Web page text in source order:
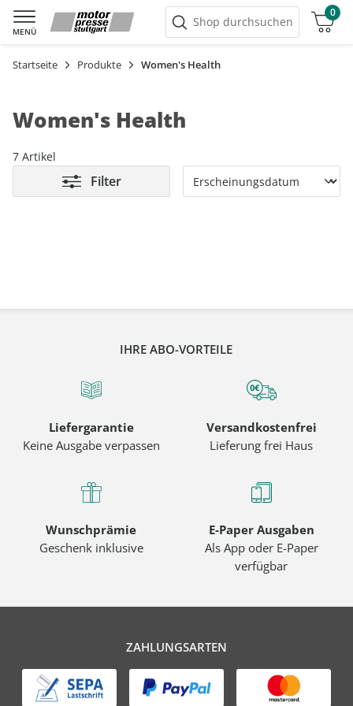
MENÜ
Shop durchsuchen
0
Warenkorb
Startseite Produkte Women's Health
Women's Health
7 Artikel
Filter
IHRE ABO-VORTEILE
Liefergarantie
Keine Ausgabe verpassen
Versandkostenfrei
Lieferung frei Haus
Wunschprämie
Geschenk inklusive
E-Paper Ausgaben
Als App oder E-Paper
verfügbar
ZAHLUNGSARTEN